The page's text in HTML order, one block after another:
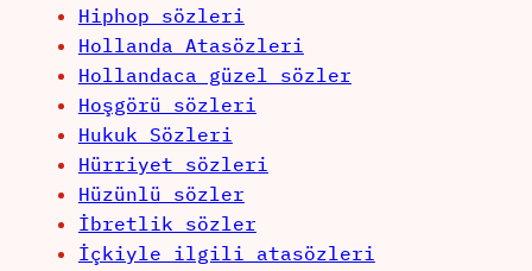
Hiphop sözleri
Hollanda Atasözleri
Hollandaca güzel sözler
Hoşgörü sözleri
Hukuk Sözleri
Hürriyet sözleri
Hüzünlü sözler
İbretlik sözler
İçkiyle ilgili atasözleri